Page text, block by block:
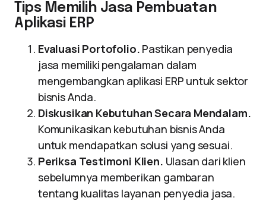
Tips Memilih Jasa Pembuatan
Aplikasi ERP
Evaluasi Portofolio. Pastikan penyedia
jasa memiliki pengalaman dalam
mengembangkan aplikasi ERP untuk sektor
bisnis Anda.
Diskusikan Kebutuhan Secara Mendalam.
Komunikasikan kebutuhan bisnis Anda
untuk mendapatkan solusi yang sesuai.
Periksa Testimoni Klien. Ulasan dari klien
sebelumnya memberikan gambaran
tentang kualitas layanan penyedia jasa.